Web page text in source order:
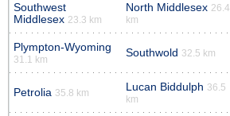
Southwest
Middlesex 23.3 km
North Middlesex 26.4
km
Plympton-Wyoming
31.1 km
Southwold 32.5 km
Petrolia 35.8 km Lucan Biddulph 36.5
km